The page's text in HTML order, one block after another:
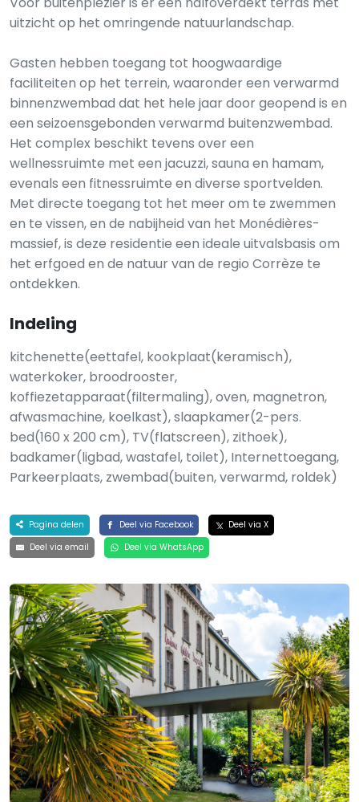
uitzicht op het omringende natuurlandschap.
Gasten hebben toegang tot hoogwaardige
faciliteiten op het terrein, waaronder een verwarmd
binnenzwembad dat het hele jaar door geopend is en
een seizoensgebonden verwarmd buitenzwembad.
Het complex beschikt tevens over een
wellnessruimte met een jacuzzi, sauna en hamam,
evenals een fitnessruimte en diverse sportvelden.
Met directe toegang tot het meer om te zwemmen
en te vissen, en de nabijheid van het Monédières-
massief, is deze residentie een ideale uitvalsbasis om
het erfgoed en de natuur van de regio Corrèze te
ontdekken.
Indeling
kitchenette(eettafel, kookplaat(keramisch),
waterkoker, broodrooster,
koffiezetapparaat(filtermaling), oven, magnetron,
afwasmachine, koelkast), slaapkamer(2-pers.
bed(160 x 200 cm), TV(flatscreen), zithoek),
badkamer(ligbad, wastafel, toilet), Internettoegang,
Parkeerplaats, zwembad(buiten, verwarmd, roldek)
Pagina delen Deel via Facebook
Deel via X
Deel via email
Deel via WhatsApp